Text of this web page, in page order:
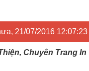
21/07/2016 12:07:23
Chuyên Trang In